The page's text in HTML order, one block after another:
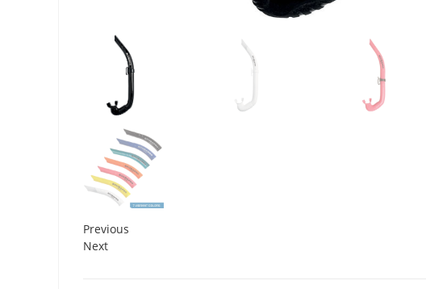
Previous
Next